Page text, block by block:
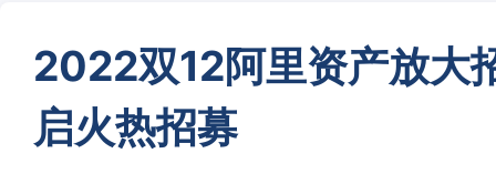
2022双12阿里资产放大
启火热招募